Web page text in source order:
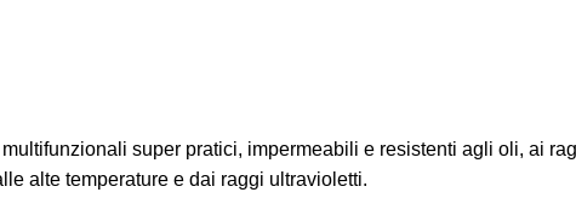
super pratici, impermeabili e resistenti agli oli, ai
alte temperature e dai raggi ultravioletti.